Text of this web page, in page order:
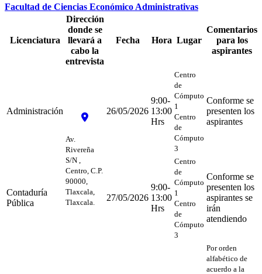
Facultad de Ciencias Económico Administrativas
Licenciatura
Dirección
donde se
llevará a
cabo la
entrevista
Fecha Hora Lugar
Comentarios
para los
aspirantes
Administración
Av.
Rivereña
S/N ,
Centro, C.P.
90000,
Tlaxcala,
Tlaxcala.
26/05/2026
9:00-
13:00
Hrs
Centro
de
Cómputo
1
Centro
de
Cómputo
3
Conforme se
presenten los
aspirantes
Contaduría
Pública
27/05/2026
9:00-
13:00
Hrs
Centro
de
Cómputo
1
Centro
de
Cómputo
3
Conforme se
presenten los
aspirantes se
irán
atendiendo
Por orden
alfabético de
acuerdo a la